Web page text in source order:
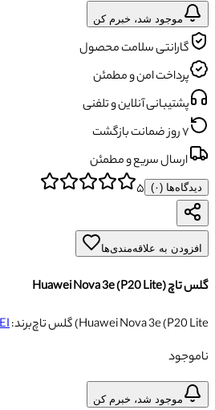
موجود شد، خبرم کن
گارانتی سلامت محصول
پرداخت امن و مطمئن
پشتیبانی آنلاین و تلفنی
۷ روز ضمانت بازگشت
ارسال سریع و مطمئن
دیدگاه‌ها (۰) ۵
افزودن به علاقه‌مندی‌ها
گلس تاچ (Huawei Nova 3e (P20 Lite
گلس تاچ (Huawei Nova 3e (P20 Lite
برند:
ناموجود
موجود شد، خبرم کن